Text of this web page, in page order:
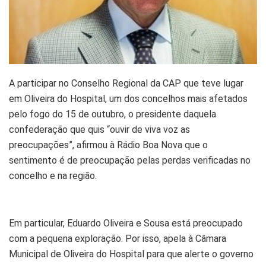
A participar no Conselho Regional da CAP que teve lugar
em Oliveira do Hospital, um dos concelhos mais afetados
pelo fogo do 15 de outubro, o presidente daquela
confederação que quis “ouvir de viva voz as
preocupações”, afirmou à Rádio Boa Nova que o
sentimento é de preocupação pelas perdas verificadas no
concelho e na região.
Em particular, Eduardo Oliveira e Sousa está preocupado
com a pequena exploração. Por isso, apela à Câmara
Municipal de Oliveira do Hospital para que alerte o governo